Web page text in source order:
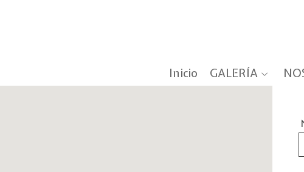
Inicio GALERÍA